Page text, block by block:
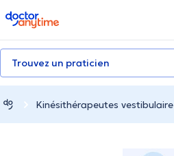
doctoranytime
Trouvez un praticien
Kinésithérapeutes vestibulaire